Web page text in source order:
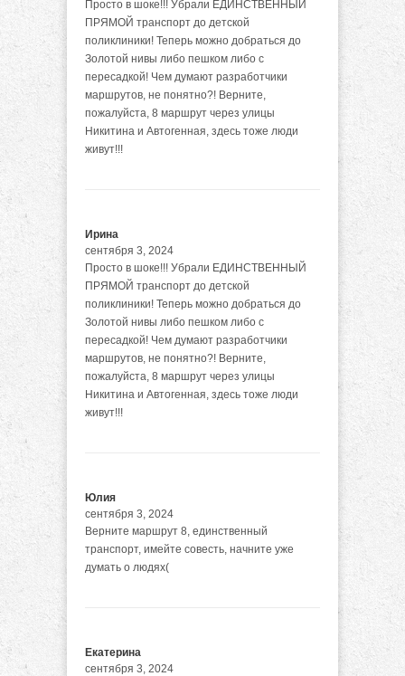
Просто в шоке!!! Убрали ЕДИНСТВЕННЫЙ
ПРЯМОЙ транспорт до детской
поликлиники! Теперь можно добраться до
Золотой нивы либо пешком либо с
пересадкой! Чем думают разработчики
маршрутов, не понятно?! Верните,
пожалуйста, 8 маршрут через улицы
Никитина и Автогенная, здесь тоже люди
живут!!!
Ирина
сентября 3, 2024
Просто в шоке!!! Убрали ЕДИНСТВЕННЫЙ
ПРЯМОЙ транспорт до детской
поликлиники! Теперь можно добраться до
Золотой нивы либо пешком либо с
пересадкой! Чем думают разработчики
маршрутов, не понятно?! Верните,
пожалуйста, 8 маршрут через улицы
Никитина и Автогенная, здесь тоже люди
живут!!!
Юлия
сентября 3, 2024
Верните маршрут 8, единственный
транспорт, имейте совесть, начните уже
думать о людях(
Екатерина
сентября 3, 2024